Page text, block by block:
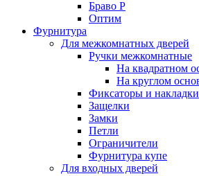
Браво Р
Оптим
Фурнитура
Для межкомнатных дверей
Ручки межкомнатные
На квадратном
На круглом
Фиксаторы и накладки
Защелки
Замки
Петли
Ограничители
Фурнитура купе
Для входных дверей